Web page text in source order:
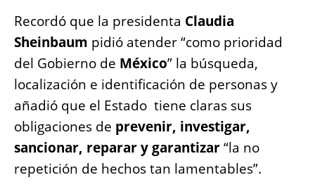
Recordó que la presidenta Claudia
Sheinbaum pidió atender “como prioridad
del Gobierno de México” la búsqueda,
localización e identificación de personas y
añadió que el Estado tiene claras sus
obligaciones de prevenir, investigar,
sancionar, reparar y garantizar“la no
repetición de hechos tan lamentables”.